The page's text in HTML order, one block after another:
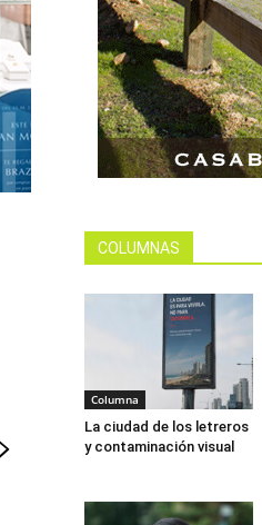
COLUMNAS
Columna
La ciudad de los letreros
y contaminación visual